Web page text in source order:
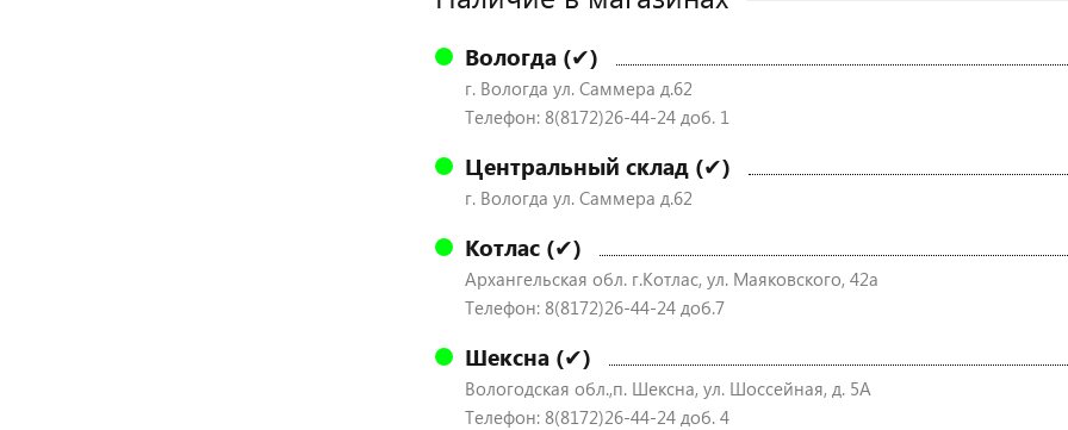
Вологда (✔)
г. Вологда ул. Саммера д.62
Телефон: 8(8172)26-44-24 доб. 1
Центральный склад (✔)
г. Вологда ул. Саммера д.62
Котлас (✔)
Архангельская обл. г.Котлас, ул. Маяковского, 42а
Телефон: 8(8172)26-44-24 доб.7
Шексна (✔)
Вологодская обл.,п. Шексна, ул. Шоссейная, д. 5А
Телефон: 8(8172)26-44-24 доб. 4